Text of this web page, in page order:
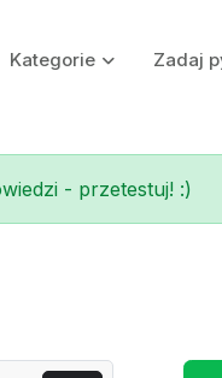
Kategorie Zadaj
- przetestuj! :)